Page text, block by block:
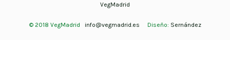
VegMadrid
© 2018 VegMadrid info@vegmadrid.es Diseño: Sernández